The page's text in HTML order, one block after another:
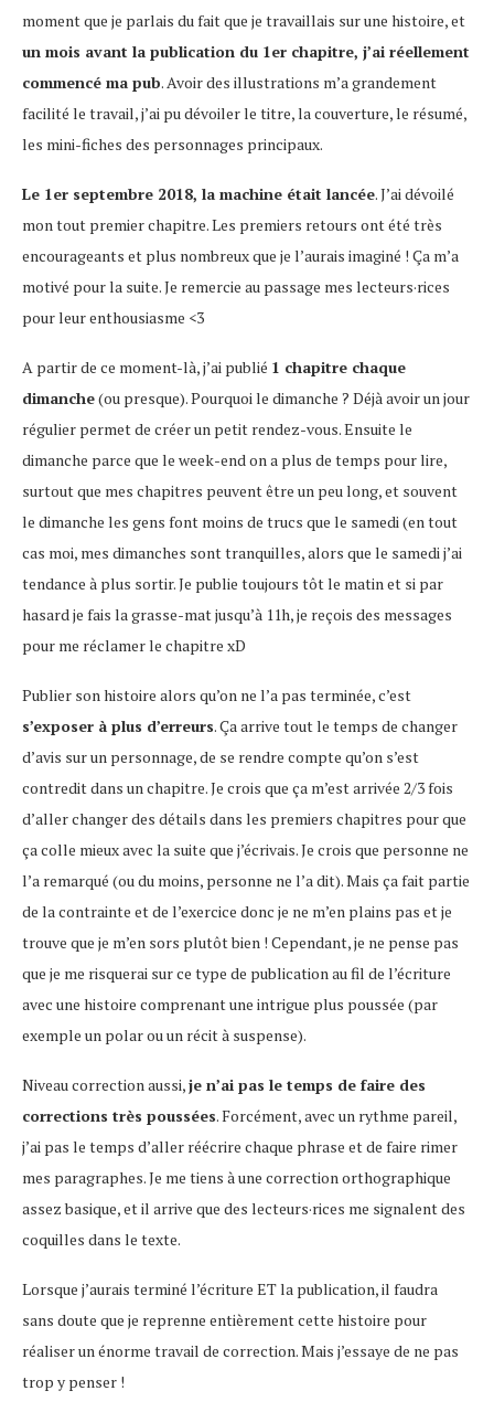
moment que je parlais du fait que je travaillais sur une histoire, et
un mois avant la publication du 1er chapitre, j’ai réellement
commencé ma pub. Avoir des illustrations m’a grandement
facilité le travail, j’ai pu dévoiler le titre, la couverture, le résumé,
les mini-fiches des personnages principaux.
Le 1er septembre 2018, la machine était lancée. J’ai dévoilé
mon tout premier chapitre. Les premiers retours ont été très
encourageants et plus nombreux que je l’aurais imaginé ! Ça m’a
motivé pour la suite. Je remercie au passage mes lecteurs·rices
pour leur enthousiasme <3
A partir de ce moment-là, j’ai publié 1 chapitre chaque
dimanche(ou presque). Pourquoi le dimanche ? Déjà avoir un jour
régulier permet de créer un petit rendez-vous. Ensuite le
dimanche parce que le week-end on a plus de temps pour lire,
surtout que mes chapitres peuvent être un peu long, et souvent
le dimanche les gens font moins de trucs que le samedi (en tout
cas moi, mes dimanches sont tranquilles, alors que le samedi j’ai
tendance à plus sortir. Je publie toujours tôt le matin et si par
hasard je fais la grasse-mat jusqu’à 11h, je reçois des messages
pour me réclamer le chapitre xD
Publier son histoire alors qu’on ne l’a pas terminée, c’est
s’exposer à plus d’erreurs. Ça arrive tout le temps de changer
d’avis sur un personnage, de se rendre compte qu’on s’est
contredit dans un chapitre. Je crois que ça m’est arrivée 2/3 fois
d’aller changer des détails dans les premiers chapitres pour que
ça colle mieux avec la suite que j’écrivais. Je crois que personne ne
l’a remarqué (ou du moins, personne ne l’a dit). Mais ça fait partie
de la contrainte et de l’exercice donc je ne m’en plains pas et je
trouve que je m’en sors plutôt bien ! Cependant, je ne pense pas
que je me risquerai sur ce type de publication au fil de l’écriture
avec une histoire comprenant une intrigue plus poussée (par
exemple un polar ou un récit à suspense).
Niveau correction aussi,je n’ai pas le temps de faire des
corrections très poussées. Forcément, avec un rythme pareil,
j’ai pas le temps d’aller réécrire chaque phrase et de faire rimer
mes paragraphes. Je me tiens à une correction orthographique
assez basique, et il arrive que des lecteurs·rices me signalent des
coquilles dans le texte.
Lorsque j’aurais terminé l’écriture ET la publication, il faudra
sans doute que je reprenne entièrement cette histoire pour
réaliser un énorme travail de correction. Mais j’essaye de ne pas
trop y penser !